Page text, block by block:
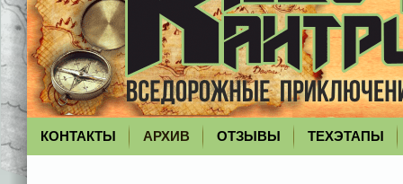
КОНТАКТЫ АРХИВ ОТЗЫВЫ ТЕХЭТАПЫ